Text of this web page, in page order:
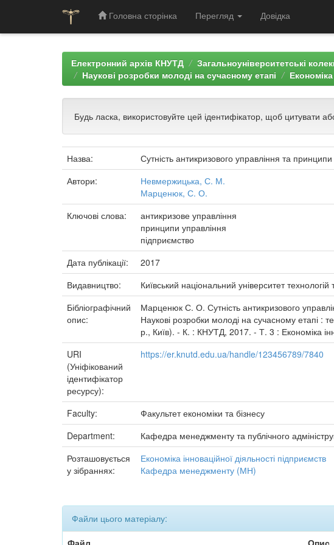
Головна сторінка Перегляд Довідка
Електронний архів КНУТД Загальноуніверситетські
Наукові розробки молоді на сучасному етапі
Будь ласка, використовуйте цей ідентифікатор, щоб цитувати
Назва:
Сутність антикризового управління та
Автори:
Невмержицька, С. М.
Марценюк, С. О.
Ключові слова:
антикризове управління
принципи управління
підприємство
Дата публікації:
2017
Видавництво:
Київський національний університет
Бібліографічний
опис:
Марценюк С. О. Сутність антикризового
Наукові розробки молоді на сучасному етапі :
р., Київ). - К. : КНУТД, 2017. - Т. 3 : Економіка
URI
(Уніфікований
ідентифікатор
ресурсу):
https://er.knutd.edu.ua/handle/123456789/7840
Faculty:
Факультет економіки та бізнесу
Department:
Кафедра менеджменту та публічного
Розташовується
у зібраннях:
Економіка інноваційної діяльності підприємств
Кафедра менеджменту (МН)
Файли цього матеріалу:
Файл
Опис